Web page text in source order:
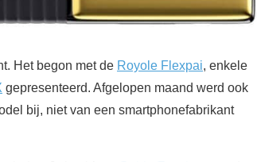
Het begon met de Royole Flexpai, enkele
gepresenteerd. Afgelopen maand werd ook
bij, niet van een smartphonefabrikant